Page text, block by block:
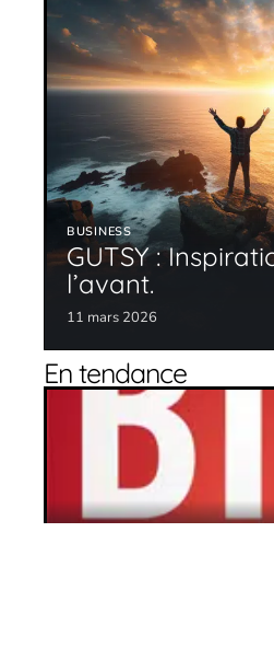
BUSINESS
GUTSY :
l’avant.
11 mars 2026
En tendance
La voie du succès